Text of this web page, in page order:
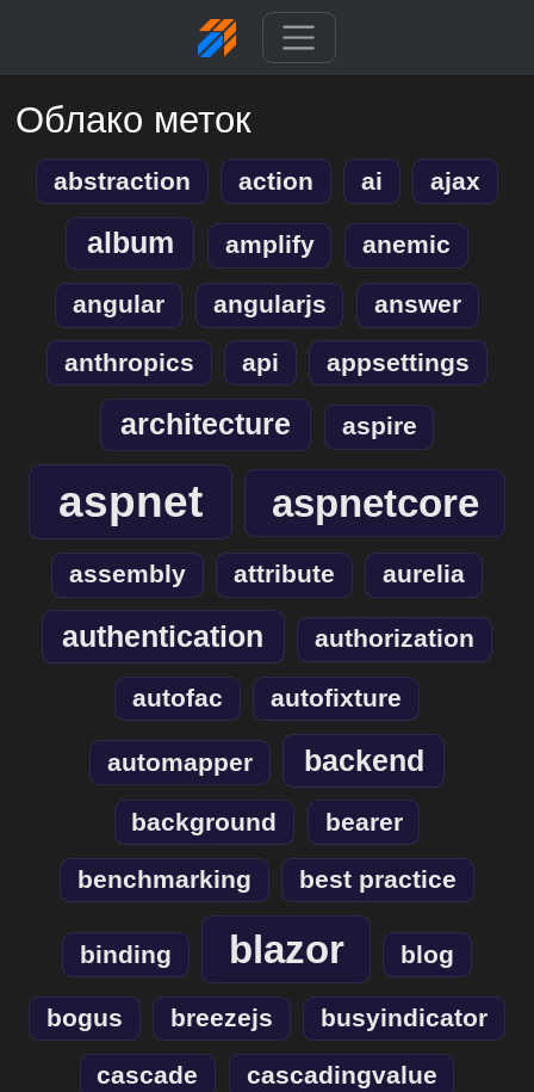
Облако меток
abstraction action ai ajax
album amplify anemic
angular angularjs answer
anthropics api appsettings
architecture aspire
aspnet aspnetcore
assembly attribute aurelia
authentication authorization
autofac autofixture
automapper backend
background bearer
benchmarking best practice
binding blazor blog
bogus breezejs busyindicator
cascade cascadingvalue